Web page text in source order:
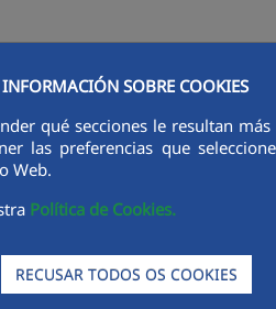
INFORMACIÓN SOBRE COOKIES
qué secciones le resultan
las preferencias que
Web.
Política de Cookies.
RECUSAR TODOS OS COOKIES
Processos Sustentabilidade